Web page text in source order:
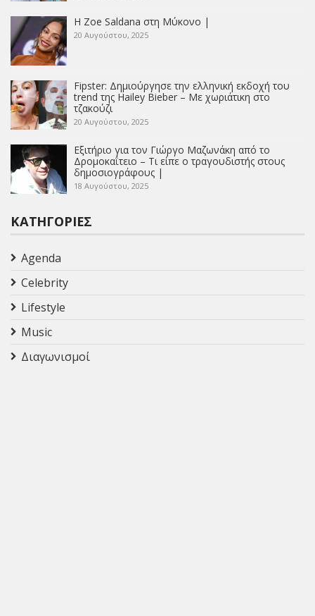
Η Zoe Saldana στη Μύκονο |
20 Αυγούστου, 2025
Fipster: Δημιούργησε την ελληνική εκδοχή του
trend της Hailey Bieber – Με χωριάτικη στο
τζακούζι
20 Αυγούστου, 2025
Εξιτήριο για τον Γιώργο Μαζωνάκη από το
Δρομοκαΐτειο – Τι είπε ο τραγουδιστής στους
δημοσιογράφους |
18 Αυγούστου, 2025
ΚΑΤΗΓΟΡΊΕΣ
Agenda
Celebrity
Lifestyle
Music
Διαγωνισμοί